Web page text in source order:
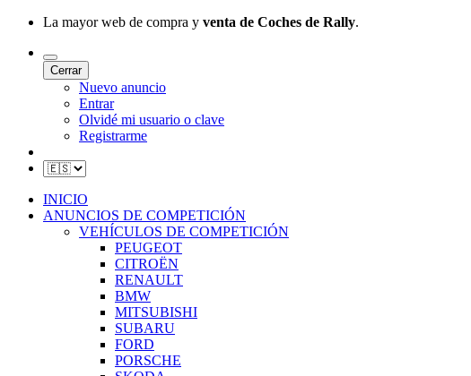
La mayor web de compra y venta de Coches de Rally.
Cerrar
Nuevo anuncio
Entrar
Olvidé mi usuario o clave
Registrarme
INICIO
ANUNCIOS DE COMPETICIÓN
VEHÍCULOS DE COMPETICIÓN
PEUGEOT
CITROËN
RENAULT
BMW
MITSUBISHI
SUBARU
FORD
PORSCHE